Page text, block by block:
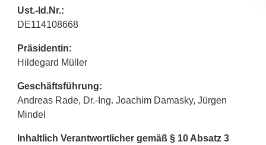
Ust.-Id.Nr.:
DE114108668
Präsidentin:
Hildegard Müller
Geschäftsführung:
Andreas Rade, Dr.-Ing. Joachim Damasky, Jürgen
Mindel
Inhaltlich Verantwortlicher gemäß § 10 Absatz 3